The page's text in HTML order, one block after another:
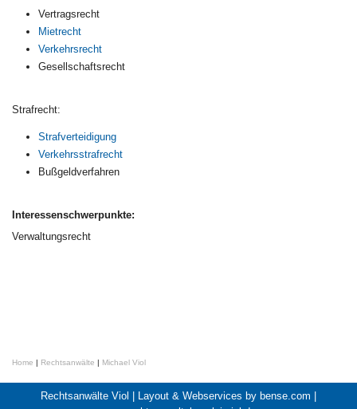
Vertragsrecht
Mietrecht
Verkehrsrecht
Gesellschaftsrecht
Strafrecht:
Strafverteidigung
Verkehrsstrafrecht
Bußgeldverfahren
Interessenschwerpunkte:
Verwaltungsrecht
Home | Rechtsanwälte | Michael Viol
Rechtsanwälte Viol | Layout & Webservices by bense.com |